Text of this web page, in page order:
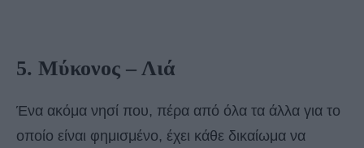
5. Μύκονος – Λιά
Ένα ακόμα νησί που, πέρα από όλα τα άλλα για το
οποίο είναι φημισμένο, έχει κάθε δικαίωμα να